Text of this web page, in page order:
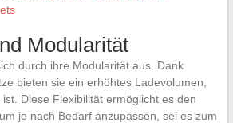
Modularität
durch ihre Modularität aus. Dank
bieten sie ein erhöhtes Ladevolumen,
Diese Flexibilität ermöglicht es den
je nach Bedarf anzupassen, sei es zum